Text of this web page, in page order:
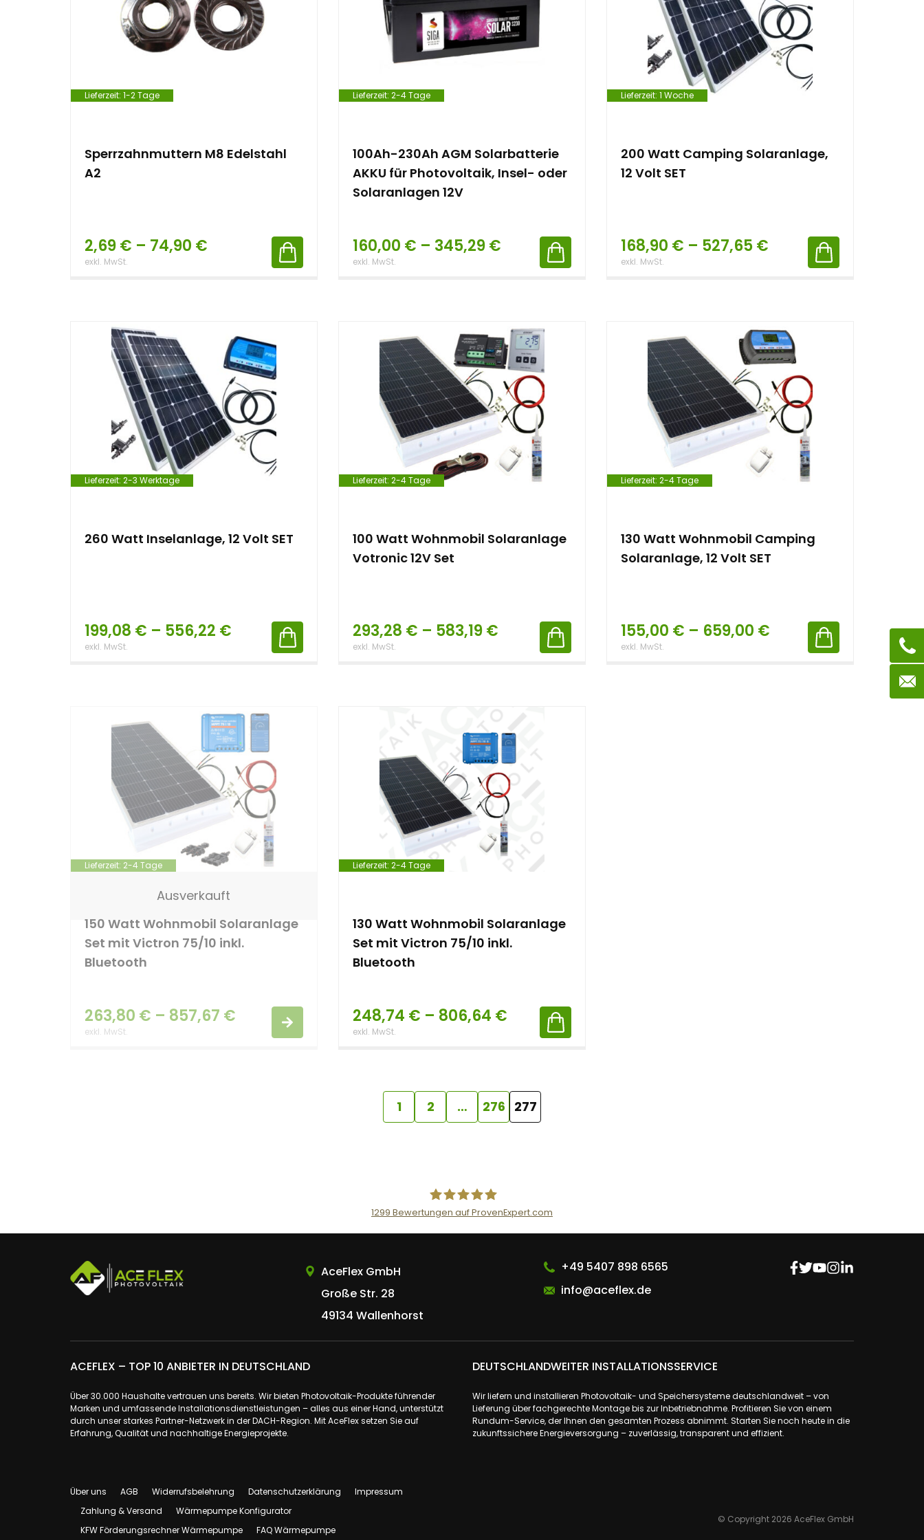
Lieferzeit: 1-2 Tage
Sperrzahnmuttern M8 Edelstahl
A2
2,69€ – 74,90 €
exkl. MwSt.
Lieferzeit: 2-4 Tage
100Ah-230Ah AGM Solarbatterie
AKKU für Photovoltaik, Insel- oder
Solaranlagen 12V
160,00 € – 345,29€
exkl. MwSt.
Lieferzeit: 1 Woche
200 Watt Camping Solaranlage,
12 Volt SET
168,90 € – 527,65€
exkl. MwSt.
Lieferzeit: 2-3 Werktage
260 Watt Inselanlage, 12 Volt SET
199,08 € – 556,22 €
exkl. MwSt.
Lieferzeit: 2-4 Tage
100 Watt Wohnmobil Solaranlage
Votronic 12V Set
293,28 € – 583,19€
exkl. MwSt.
Lieferzeit: 2-4 Tage
130 Watt Wohnmobil Camping
Solaranlage, 12 Volt SET
155,00 € – 659,00 €
exkl. MwSt.
Lieferzeit: 2-4 Tage
Ausverkauft
150 Watt Wohnmobil Solaranlage
Set mit Victron 75/10 inkl.
Bluetooth
263,80 € – 857,67 €
exkl. MwSt.
Lieferzeit: 2-4 Tage
130 Watt Wohnmobil Solaranlage
Set mit Victron 75/10 inkl.
Bluetooth
248,74 € – 806,64 €
exkl. MwSt.
1 2 … 276 277
AceFlex GmbH
1299 Bewertungen auf ProvenExpert.com
AceFlex GmbH
Große Str. 28
49134 Wallenhorst
+49 5407 898 6565
info@aceflex.de
ACEFLEX – TOP 10 ANBIETER IN DEUTSCHLAND
Über 30.000 Haushalte vertrauen uns bereits. Wir bieten Photovoltaik-Produkte führender
Marken und umfassende Installationsdienstleistungen – alles aus einer Hand, unterstützt
durch unser starkes Partner-Netzwerk in der DACH-Region. Mit AceFlex setzen Sie auf
Erfahrung, Qualität und nachhaltige Energieprojekte.
DEUTSCHLANDWEITER INSTALLATIONSSERVICE
Wir liefern und installieren Photovoltaik- und Speichersysteme deutschlandweit – von
Lieferung über fachgerechte Montage bis zur Inbetriebnahme. Profitieren Sie von einem
Rundum-Service, der Ihnen den gesamten Prozess abnimmt. Starten Sie noch heute in die
zukunftssichere Energieversorgung – zuverlässig, transparent und effizient.
Über uns AGB Widerrufsbelehrung Datenschutzerklärung
Impressum
Zahlung & Versand
Wärmepumpe Konfigurator
KFW Förderungsrechner Wärmepumpe
FAQ Wärmepumpe
© Copyright 2026 AceFlex GmbH